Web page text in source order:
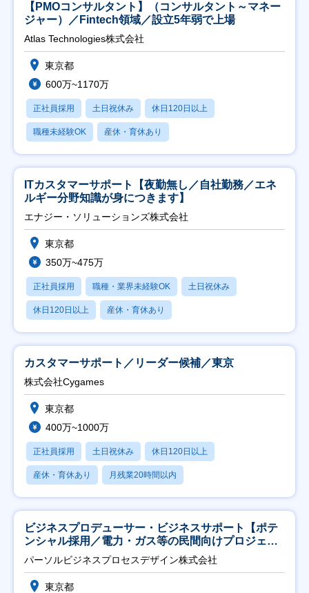
【PMOコンサルタント】（コンサルタント～マネー
ジャー）／Fintech領域／設立5年弱で上場
Atlas Technologies株式会社
東京都
600万~1170万
正社員採用 土日祝休み 休日120日以上
職種未経験OK 産休・育休あり
ITカスタマーサポート【夜勤無し／自社勤務／エネ
ルギー分野知識が身につきます】
エナジー・ソリューションズ株式会社
東京都
350万~475万
正社員採用 職種・業界未経験OK 土日祝休み
休日120日以上 産休・育休あり
カスタマーサポート／リーダー候補／東京
株式会社Cygames
東京都
400万~1000万
正社員採用 土日祝休み 休日120日以上
産休・育休あり 月残業20時間以内
ビジネスプロデューサー・ビジネスサポート【ポテ
ンシャル採用／電力・ガス等の民間向けプロジェク
ト推進】
パーソルビジネスプロセスデザイン株式会社
東京都